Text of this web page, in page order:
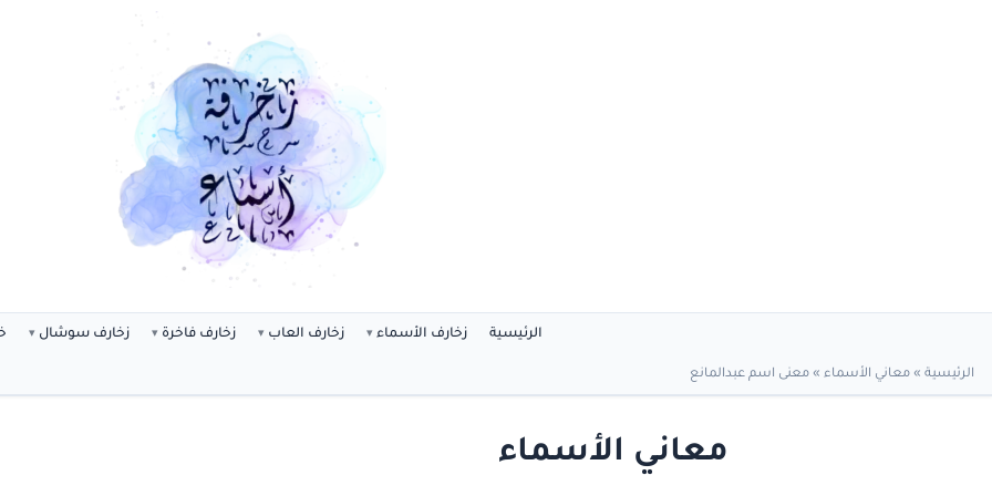
الرئيسية زخارف الأسماء زخارف العاب زخارف فاخرة زخارف سوشال
الرئيسية » معاني الأسماء » معنى اسم عبدالمانع
معاني الأسماء